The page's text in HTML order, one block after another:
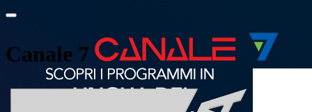
Canale 7